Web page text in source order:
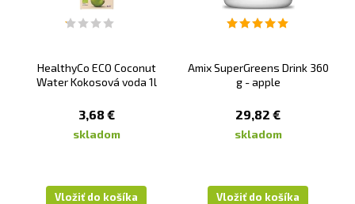
HealthyCo ECO Coconut
Water Kokosová voda 1l
3,68 €
skladom
Vložiť do košíka
Amix SuperGreens Drink 360
g - apple
29,82 €
skladom
Vložiť do košíka